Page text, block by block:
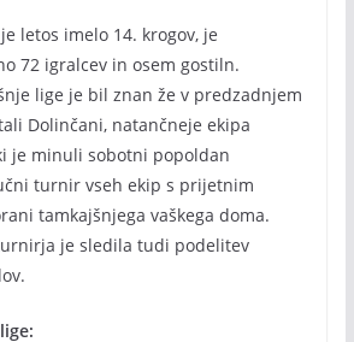
letos imelo 14. krogov, je
72 igralcev in osem gostiln.
lige je bil znan že v predzadnjem
Dolinčani, natančneje ekipa
je minuli sobotni popoldan
turnir vseh ekip s prijetnim
tamkajšnjega vaškega doma.
je sledila tudi podelitev